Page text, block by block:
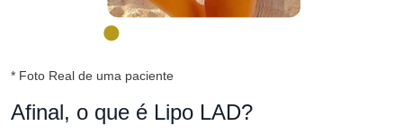
* Foto Real de uma paciente
Afinal, o que é Lipo LAD?